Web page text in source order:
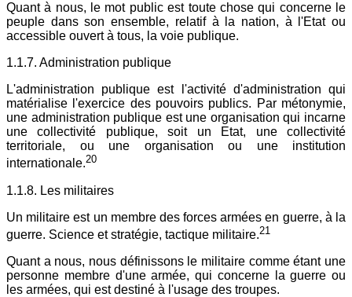
Quant à nous, le mot public est toute chose qui concerne le
peuple dans son ensemble, relatif à la nation, à l'Etat ou
accessible ouvert à tous, la voie publique.
1.1.7. Administration publique
L'administration publique est l'activité d'administration qui
matérialise l'exercice des pouvoirs publics. Par métonymie,
une administration publique est une organisation qui incarne
une collectivité publique, soit un Etat, une collectivité
territoriale, ou une organisation ou une institution
internationale.20
1.1.8. Les militaires
Un militaire est un membre des forces armées en guerre, à la
guerre. Science et stratégie, tactique militaire.21
Quant a nous, nous définissons le militaire comme étant une
personne membre d'une armée, qui concerne la guerre ou
les armées, qui est destiné à l'usage des troupes.